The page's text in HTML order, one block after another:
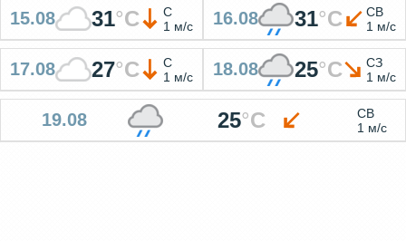
15.08 31°C
С
1 м/с
16.08 31°C
СВ
1 м/с
17.08 27°C
С
1 м/с
18.08 25°C
СЗ
1 м/с
19.08 25°C
СВ
1 м/с